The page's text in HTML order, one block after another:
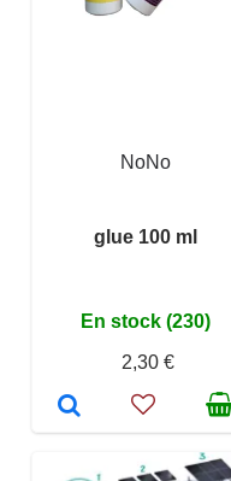
NoNo
glue 100 ml
En stock (230)
2,30 €